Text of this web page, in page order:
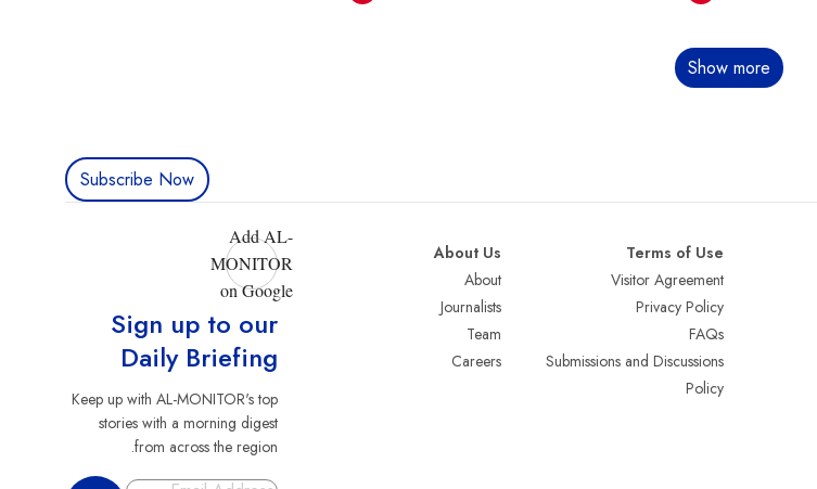
Show more
Subscribe Now
Terms of Use
Visitor Agreement
Privacy Policy
FAQs
Submissions and Discussions
Policy
About Us
About
Journalists
Team
Careers
Add AL-
MONITOR
on Google
Sign up to our
Daily Briefing
Keep up with AL-MONITOR's top
stories with a morning digest
from across the region.